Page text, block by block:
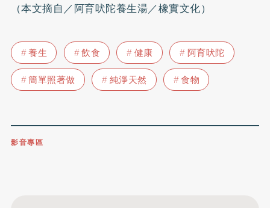
（本文摘自／阿育吠陀養生湯／橡實文化）
養生 飲食 健康
阿育吠陀
簡單照著做
純淨天然 食物
影音專區